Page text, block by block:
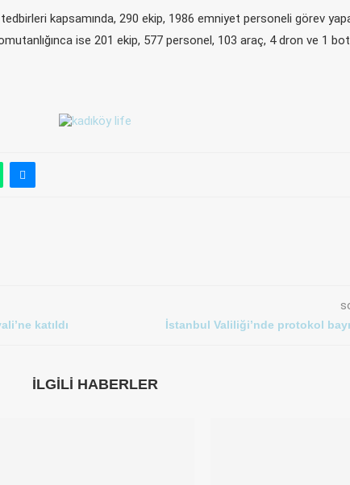
kapsamında, 290 ekip, 1986 emniyet personeli görev
ise 201 ekip, 577 personel, 103 araç, 4 dron ve 1
katıldı İstanbul Valiliği’nde protokol
İLGILI HABERLER